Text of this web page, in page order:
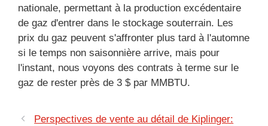
nationale, permettant à la production excédentaire
de gaz d'entrer dans le stockage souterrain. Les
prix du gaz peuvent s'affronter plus tard à l'automne
si le temps non saisonnière arrive, mais pour
l'instant, nous voyons des contrats à terme sur le
gaz de rester près de 3 $ par MMBTU.
Perspectives de vente au détail de Kiplinger: